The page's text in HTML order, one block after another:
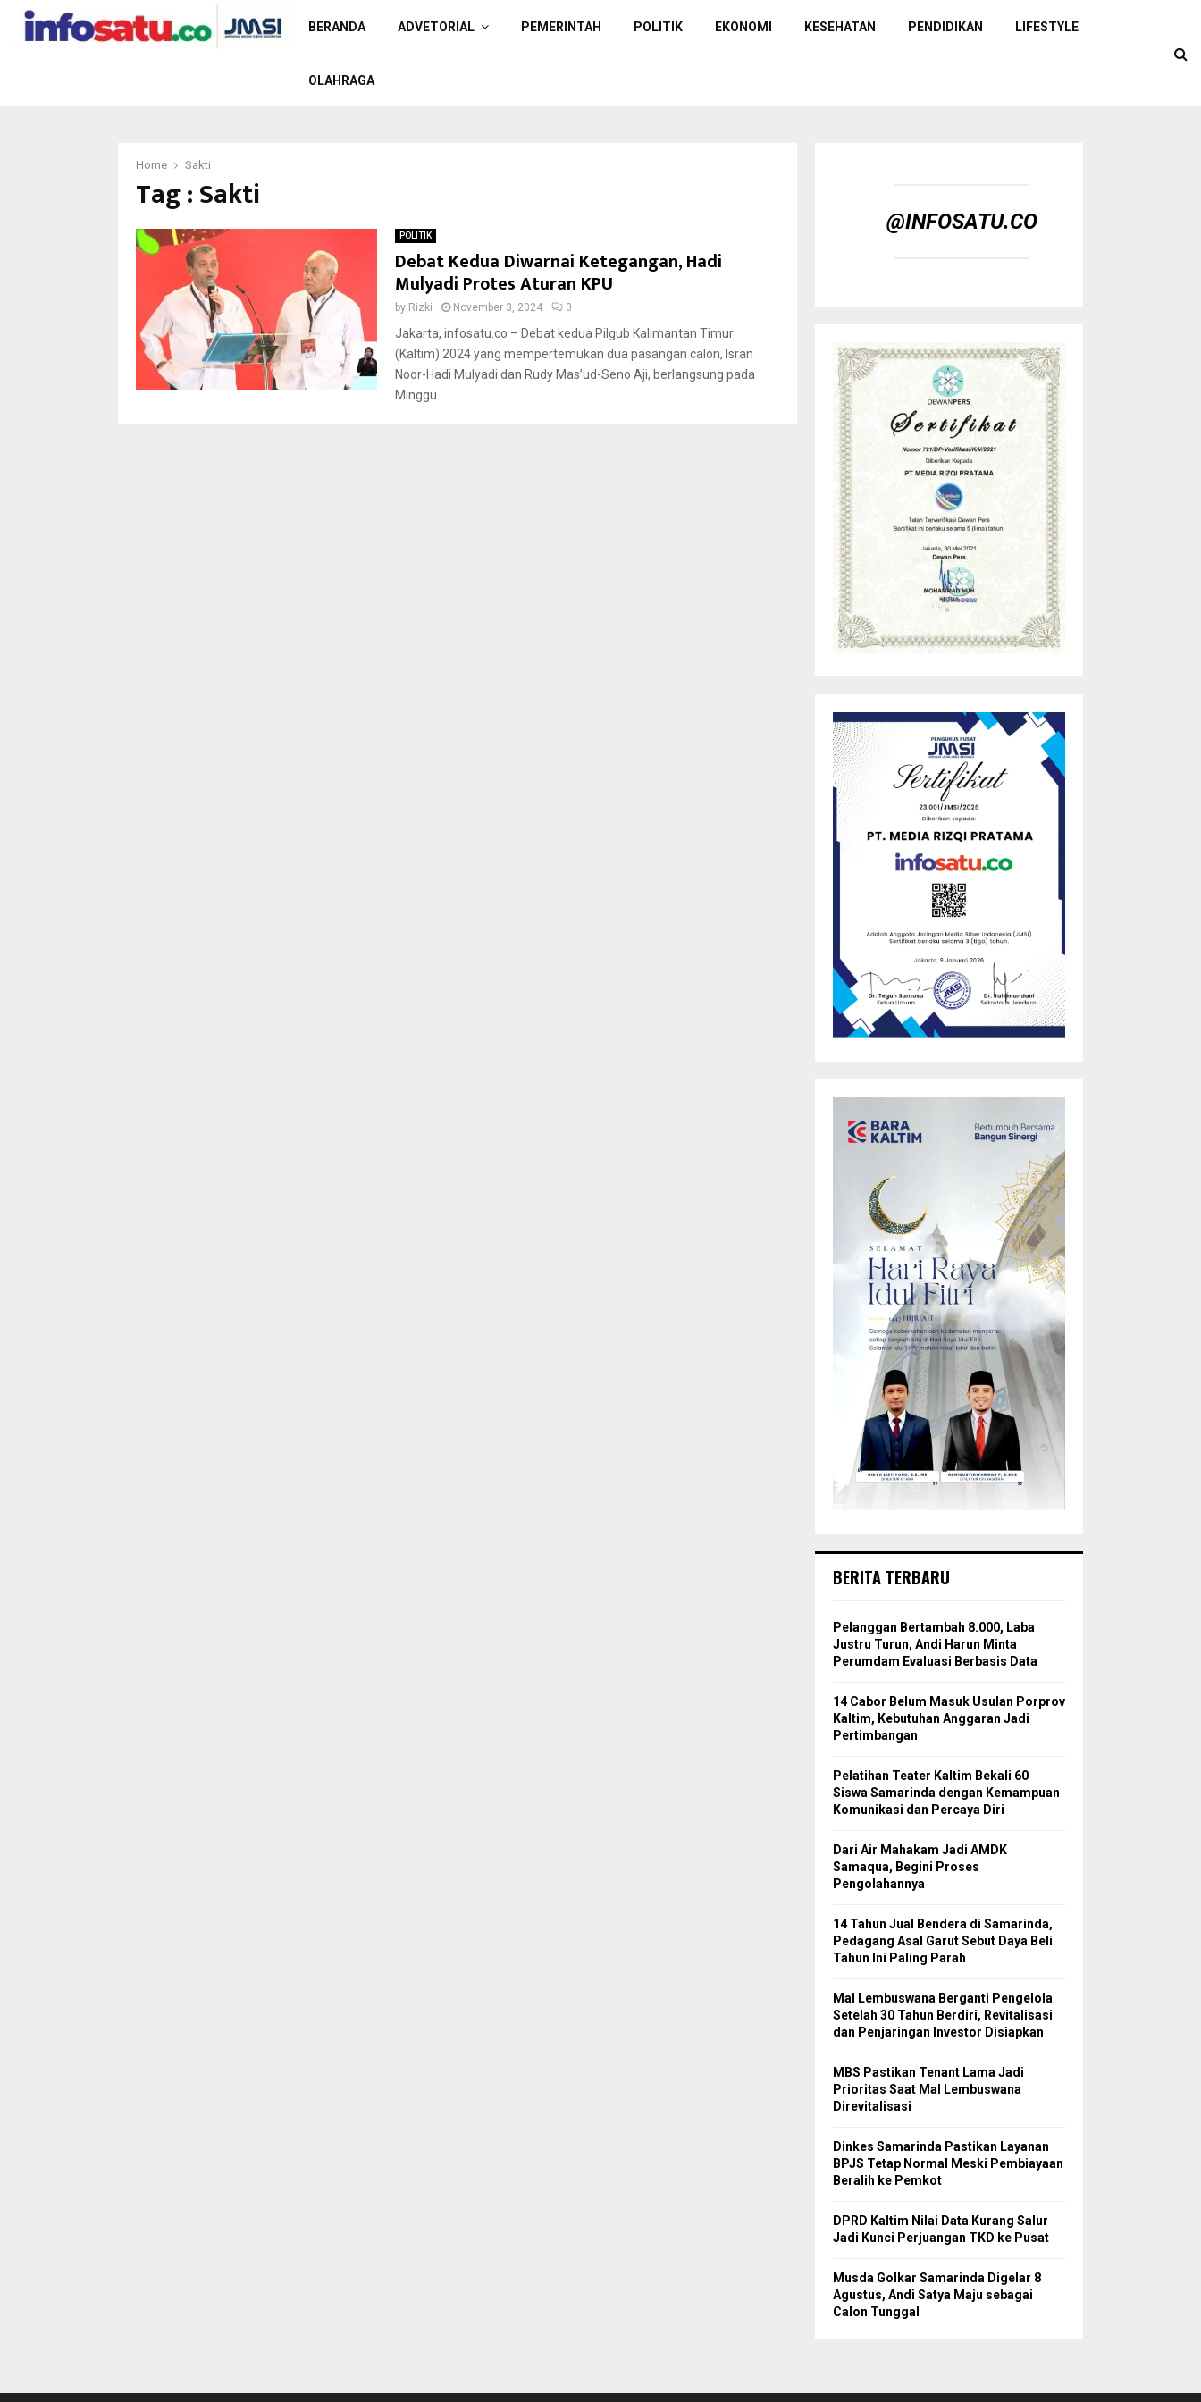
BERANDA ADVETORIAL PEMERINTAH POLITIK EKONOMI KESEHATAN PENDIDIKAN LIFESTYLE
OLAHRAGA
Home Sakti
Tag : Sakti
POLITIK
Debat Kedua Diwarnai Ketegangan, Hadi
Mulyadi Protes Aturan KPU
by Rizki November 3, 2024 0
Jakarta, infosatu.co – Debat kedua Pilgub Kalimantan Timur
(Kaltim) 2024 yang mempertemukan dua pasangan calon, Isran
Noor-Hadi Mulyadi dan Rudy Mas’ud-Seno Aji, berlangsung pada
Minggu...
@INFOSATU.CO
BERITA TERBARU
Pelanggan Bertambah 8.000, Laba
Justru Turun, Andi Harun Minta
Perumdam Evaluasi Berbasis Data
14 Cabor Belum Masuk Usulan Porprov
Kaltim, Kebutuhan Anggaran Jadi
Pertimbangan
Pelatihan Teater Kaltim Bekali 60
Siswa Samarinda dengan Kemampuan
Komunikasi dan Percaya Diri
Dari Air Mahakam Jadi AMDK
Samaqua, Begini Proses
Pengolahannya
14 Tahun Jual Bendera di Samarinda,
Pedagang Asal Garut Sebut Daya Beli
Tahun Ini Paling Parah
Mal Lembuswana Berganti Pengelola
Setelah 30 Tahun Berdiri, Revitalisasi
dan Penjaringan Investor Disiapkan
MBS Pastikan Tenant Lama Jadi
Prioritas Saat Mal Lembuswana
Direvitalisasi
Dinkes Samarinda Pastikan Layanan
BPJS Tetap Normal Meski Pembiayaan
Beralih ke Pemkot
DPRD Kaltim Nilai Data Kurang Salur
Jadi Kunci Perjuangan TKD ke Pusat
Musda Golkar Samarinda Digelar 8
Agustus, Andi Satya Maju sebagai
Calon Tunggal